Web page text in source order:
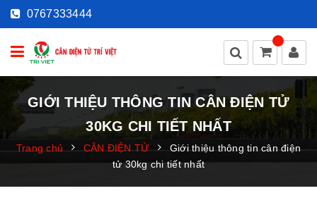
0767333444
GIỚI THIỆU THÔNG TIN CÂN ĐIỆN TỬ
30KG CHI TIẾT NHẤT
Trang chủ CÂN ĐIỆN TỬ
Giới thiệu thông tin cân điện
tử 30kg chi tiết nhất